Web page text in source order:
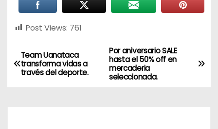
Post Views: 761
Por aniversario SALE
hasta el 50% off en
mercaderia
seleccionada.
Team Uanataca
transforma vidas a
través del deporte.